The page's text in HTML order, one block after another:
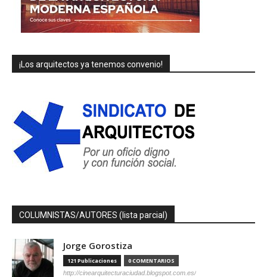
¡Los arquitectos ya tenemos convenio!
COLUMNISTAS/AUTORES (lista parcial)
Jorge Gorostiza
121 Publicaciones 0 COMENTARIOS
http://cinearquitecturaciudad.blogspot.com.es/